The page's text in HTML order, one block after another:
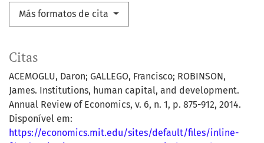
Más formatos de cita
Citas
ACEMOGLU, Daron; GALLEGO, Francisco; ROBINSON,
James. Institutions, human capital, and development.
Annual Review of Economics, v. 6, n. 1, p. 875-912, 2014.
Disponível em:
https://economics.mit.edu/sites/default/files/inline-